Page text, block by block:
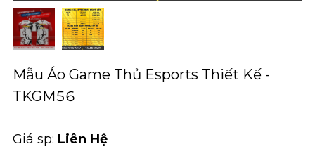
Mẫu Áo Game Thủ Esports Thiết Kế -
TKGM56
Giá sp: Liên Hệ